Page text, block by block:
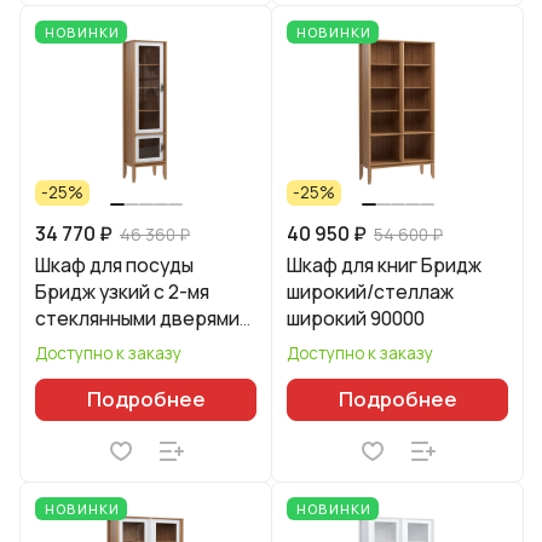
НОВИНКИ
-25%
34 770 ₽ 46 360 ₽
Шкаф для посуды
Бридж узкий с 2-мя
стеклянными дверями
92200
Доступно к заказу
Подробнее
НОВИНКИ
-25%
40 950 ₽ 54 600 ₽
Шкаф для книг Бридж
широкий/стеллаж
широкий 90000
Доступно к заказу
Подробнее
НОВИНКИ НОВИНКИ